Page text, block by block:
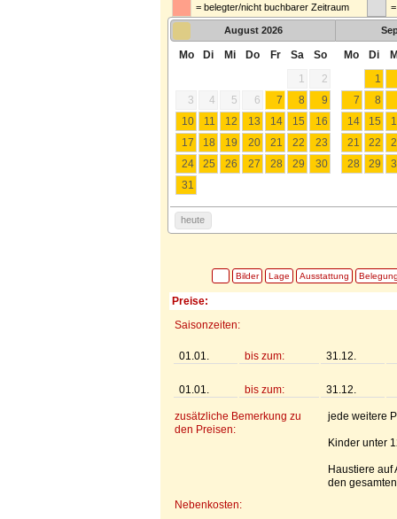
= belegter/nicht buchbarer Zeitraum
August 2026
Mo Di Mi Do Fr Sa
So
1
2
3
4 5 6 7 8
9
10
11 12 13 14 15
16
17
18 19 20 21 22
23
24
25 26 27 28 29
30
31
Mo Di
1
7
8
14
15
21
22
28
29
heute
Bilder Lage Ausstattung
Preise:
Saisonzeiten:
01.01. bis zum: 31.12.
01.01. bis zum: 31.12.
zusätzliche Bemerkung zu
den Preisen:
jede weitere
Kinder unter
Haustiere auf
den
Nebenkosten: